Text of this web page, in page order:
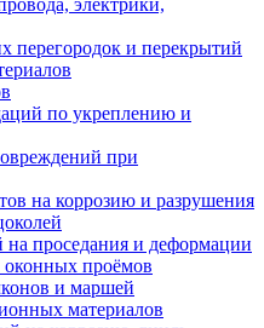
электрики,
перегородок и перекрытий
по укреплению и
при
на коррозию и разрушения
проседания и деформации
проёмов
и маршей
материалов